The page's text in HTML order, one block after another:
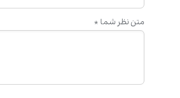
متن نظر شما *